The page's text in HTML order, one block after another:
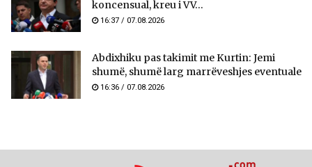
koncensual, kreu i VV...
16:37 / 07.08.2026
Abdixhiku pas takimit me Kurtin: Jemi
shumë, shumë larg marrëveshjes eventuale
16:36 / 07.08.2026